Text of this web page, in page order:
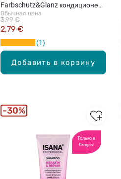
Добавить в корзину
Farbschutz&Glanz кондиционер
для волос, 200мл
Обычная цена
2,79 €
3,99 €
1
Только в
Drogas!
30%